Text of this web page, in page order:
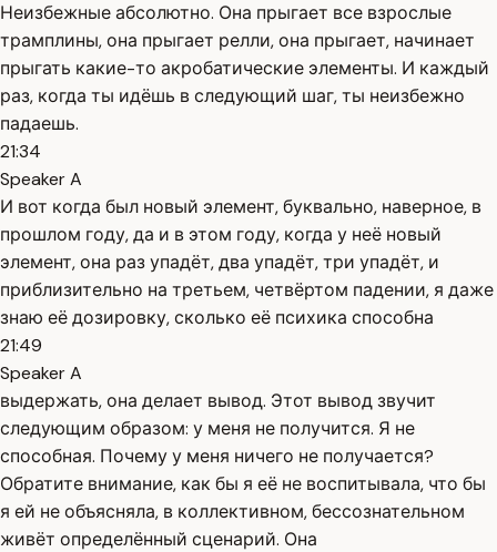
Неизбежные абсолютно. Она прыгает все взрослые
трамплины, она прыгает релли, она прыгает, начинает
прыгать какие-то акробатические элементы. И каждый
раз, когда ты идёшь в следующий шаг, ты неизбежно
падаешь.
21:34
Speaker A
И вот когда был новый элемент, буквально, наверное, в
прошлом году, да и в этом году, когда у неё новый
элемент, она раз упадёт, два упадёт, три упадёт, и
приблизительно на третьем, четвёртом падении, я даже
знаю её дозировку, сколько её психика способна
21:49
Speaker A
выдержать, она делает вывод. Этот вывод звучит
следующим образом: у меня не получится. Я не
способная. Почему у меня ничего не получается?
Обратите внимание, как бы я её не воспитывала, что бы
я ей не объясняла, в коллективном, бессознательном
живёт определённый сценарий. Она